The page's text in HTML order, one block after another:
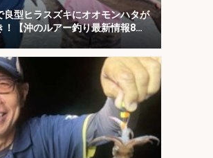
良型ヒラスズキにオオモンハタが
！【沖のルアー釣り最新情報8